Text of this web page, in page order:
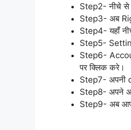
Step2- नीचे से
Step3- अब
Step4- यहाँ
Step5-
Step6-
पर क्लिक करे।
Step7- अपनी
Step8- अपने
Step9- अब